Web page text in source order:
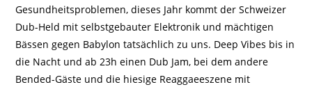
Gesundheitsproblemen, dieses Jahr kommt der Schweizer
Dub-Held mit selbstgebauter Elektronik und mächtigen
Bässen gegen Babylon tatsächlich zu uns. Deep Vibes bis in
die Nacht und ab 23h einen Dub Jam, bei dem andere
Bended-Gäste und die hiesige Reaggaeeszene mit